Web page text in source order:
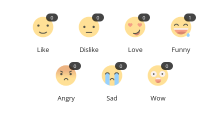
Like
0
Dislike
0
Love
0
Funny
1
Angry
0
Sad
0
Wow
0